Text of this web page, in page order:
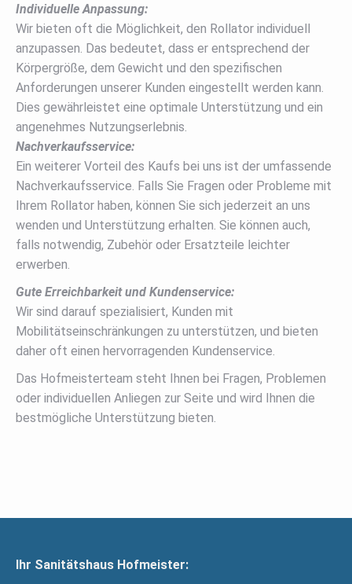
Individuelle Anpassung:
Wir bieten oft die Möglichkeit, den Rollator individuell
anzupassen. Das bedeutet, dass er entsprechend der
Körpergröße, dem Gewicht und den spezifischen
Anforderungen unserer Kunden eingestellt werden kann.
Dies gewährleistet eine optimale Unterstützung und ein
angenehmes Nutzungserlebnis.
Nachverkaufsservice:
Ein weiterer Vorteil des Kaufs bei uns ist der umfassende
Nachverkaufsservice. Falls Sie Fragen oder Probleme mit
Ihrem Rollator haben, können Sie sich jederzeit an uns
wenden und Unterstützung erhalten. Sie können auch,
falls notwendig, Zubehör oder Ersatzteile leichter
erwerben.
Gute Erreichbarkeit und Kundenservice:
Wir sind darauf spezialisiert, Kunden mit
Mobilitätseinschränkungen zu unterstützen, und bieten
daher oft einen hervorragenden Kundenservice.
Das Hofmeisterteam steht Ihnen bei Fragen, Problemen
oder individuellen Anliegen zur Seite und wird Ihnen die
bestmögliche Unterstützung bieten.
Ihr Sanitätshaus Hofmeister: